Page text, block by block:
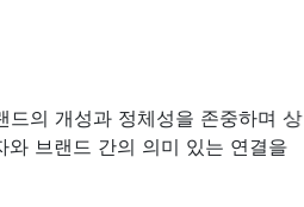
드의 개성과 정체성을 존중하며 상
와 브랜드 간의 의미 있는 연결을